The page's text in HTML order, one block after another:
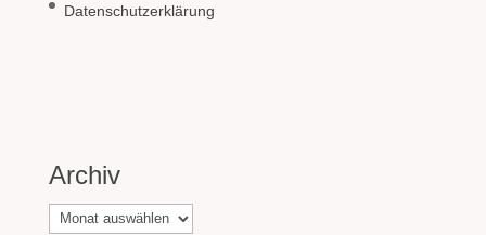
Datenschutzerklärung
Archiv
Archiv